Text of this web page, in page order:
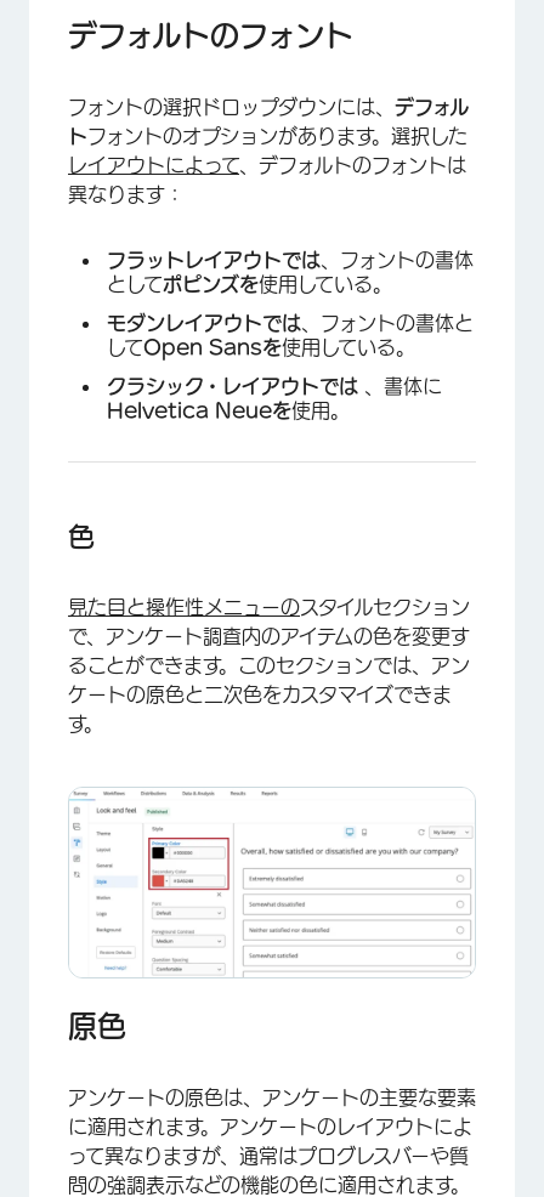
×
デフォルトのフォント
フォントの選択ドロップダウンには、 デフォル
トフォントのオプションがあります。選択した
レイアウトによって、デフォルトのフォントは
異なります：
フラットレイアウトでは、フォントの書体
としてポピンズを使用している。
モダンレイアウトでは、フォントの書体と
してOpen Sansを使用している。
クラシック・レイアウトでは 、書体に
Helvetica Neueを使用。
色
見た目と操作性メニューのスタイルセクション
で、アンケート調査内のアイテムの色を変更す
ることができます。このセクションでは、アン
ケートの原色と二次色をカスタマイズできま
す。
原色
アンケートの原色は、アンケートの主要な要素
に適用されます。アンケートのレイアウトによ
って異なりますが、通常はプログレスバーや質
問の強調表示などの機能の色に適用されます。